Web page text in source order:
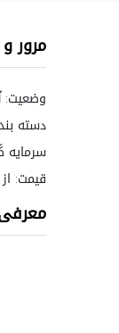
مرور
وضعیت:
دسته
سرمایه
قیمت: از256میلیون